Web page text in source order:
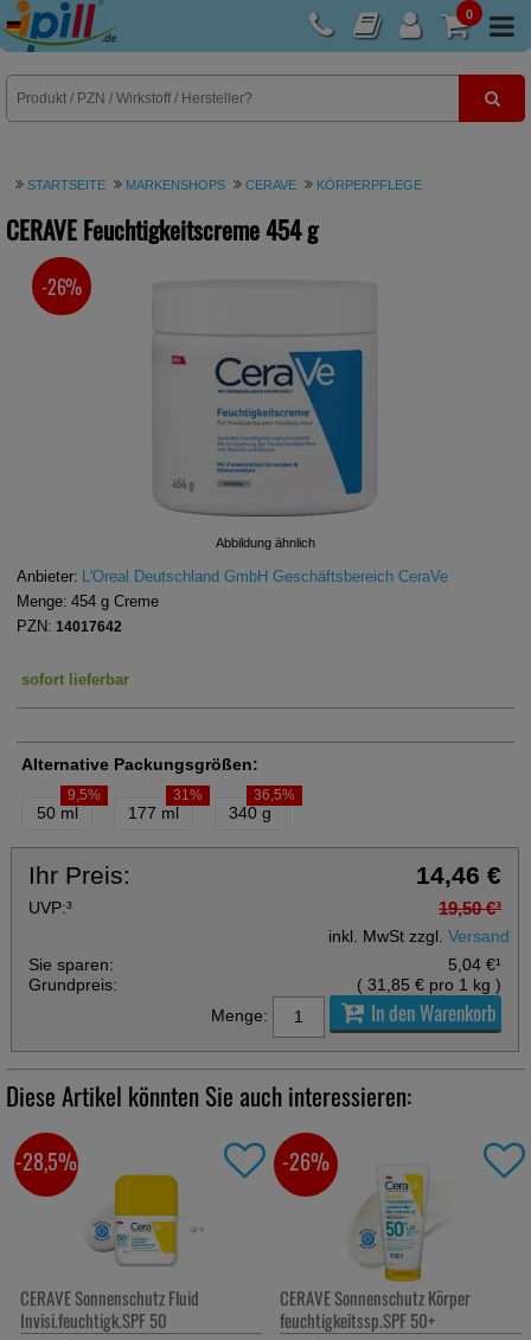
0
E-Rezept
STARTSEITE MARKENSHOPS CERAVE KÖRPERPFLEGE
CERAVE Feuchtigkeitscreme454 g
Abbildung ähnlich
SIE SPAREN
-26%
Anbieter: L'Oreal Deutschland GmbH Geschäftsbereich CeraVe
Menge: 454g Creme
PZN: 14017642
sofort lieferbar
Alternative Packungsgrößen:
50 ml
9,5%
177 ml
31%
340 g
36,5%
Ihr Preis: 14,46 €
UVP:³ 19,50 €³
inkl. MwSt zzgl.Versand
Sie sparen:
5,04 €¹
Grundpreis:
( 31,85 € pro 1 kg)
Menge:
In den Warenkorb
Diese Artikel könnten Sie auch interessieren:
CERAVE Sonnenschutz Fluid
Invisi.feuchtigk.SPF 50
-28,5%
CERAVE Sonnenschutz Körper
feuchtigkeitssp.SPF 50+
-26%